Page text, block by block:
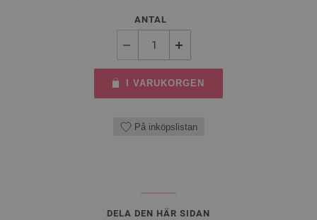
ANTAL
I VARUKORGEN
På inköpslistan
DELA DEN HÄR SIDAN